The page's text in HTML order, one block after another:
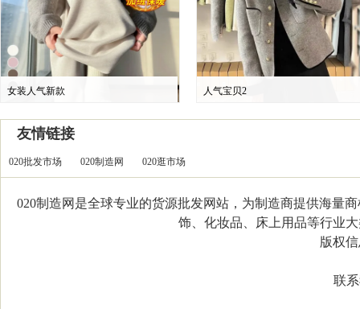
女装人气新款 人气宝贝2
友情链接
020批发市场 020制造网 020逛市场
020制造网是全球专业的货源批发网站，为制造商提供海量
饰、化妆品、床上用品等行业
版权信
联